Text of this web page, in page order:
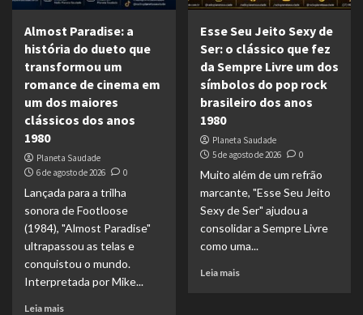
Almost Paradise: a
história do dueto que
transformou um
romance de cinema em
um dos maiores
clássicos dos anos
1980
Planeta Saudade
6 de agosto de 2026
0
Lançada para a trilha
sonora de Footloose
(1984), "Almost Paradise"
ultrapassou as telas e
conquistou o mundo.
Interpretada por Mike...
Leia mais
Esse Seu Jeito Sexy de
Ser: o clássico que fez
da Sempre Livre um dos
símbolos do pop rock
brasileiro dos anos
1980
Planeta Saudade
5 de agosto de 2026
0
Muito além de um refrão
marcante, "Esse Seu Jeito
Sexy de Ser" ajudou a
consolidar a Sempre Livre
como uma...
Leia mais